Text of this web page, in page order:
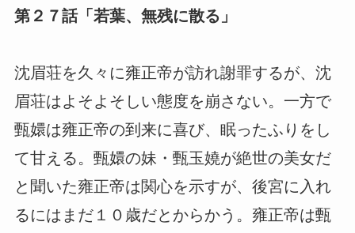
第２７話「若葉、無残に散る」
沈眉荘を久々に雍正帝が訪れ謝罪するが、沈
眉荘はよそよそしい態度を崩さない。一方で
甄嬛は雍正帝の到来に喜び、眠ったふりをし
て甘える。甄嬛の妹・甄玉嬈が絶世の美女だ
と聞いた雍正帝は関心を示すが、後宮に入れ
るにはまだ１０歳だとからかう。雍正帝は甄